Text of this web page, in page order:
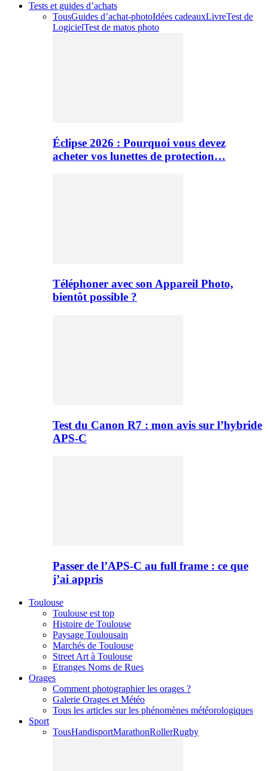
Tests et guides d’achats
TousGuides d’achat-photoIdées cadeauxLivreTest de
LogicielTest de matos photo
Éclipse 2026 : Pourquoi vous devez
acheter vos lunettes de protection…
Téléphoner avec son Appareil Photo,
bientôt possible ?
Test du Canon R7 : mon avis sur l’hybride
APS-C
Passer de l’APS-C au full frame : ce que
j’ai appris
Toulouse
Toulouse est top
Histoire de Toulouse
Paysage Toulousain
Marchés de Toulouse
Street Art à Toulouse
Etranges Noms de Rues
Orages
Comment photographier les orages ?
Galerie Orages et Météo
Tous les articles sur les phénomènes météorologiques
Sport
TousHandisportMarathonRollerRugby